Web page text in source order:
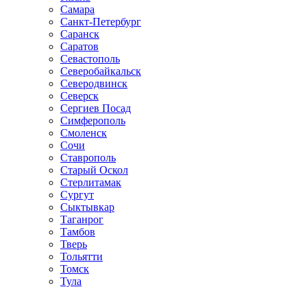
Самара
Санкт-Петербург
Саранск
Саратов
Севастополь
Северобайкальск
Северодвинск
Северск
Сергиев Посад
Симферополь
Смоленск
Сочи
Ставрополь
Старый Оскол
Стерлитамак
Сургут
Сыктывкар
Таганрог
Тамбов
Тверь
Тольятти
Томск
Тула